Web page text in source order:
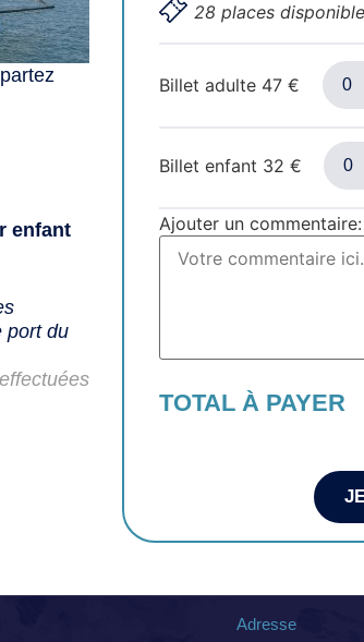
enfant
port du
28 places
Billet adulte 47 €
Billet enfant 32 €
Ajouter un commentaire:
TOTAL À PAYER
Adresse